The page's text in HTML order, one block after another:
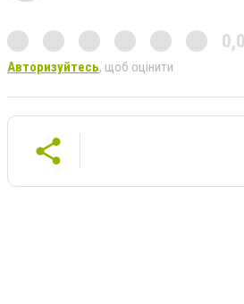
0,0
Авторизуйтесь, щоб оцінити